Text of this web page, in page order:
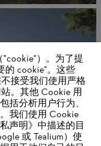
）。为了提
的 cookie"。这些
接受我们使用严格
。其他 Cookie 用
括分析用户行为、
我们使用 Cookie
声明》中描述的目
或 Tealium）使